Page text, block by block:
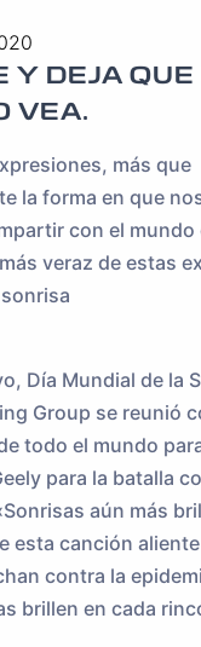
Y DEJA QUE
VEA.
más que
la forma en que
con el mundo
veraz de estas
Día Mundial de la
Group se reunió
todo el mundo
para la batalla
aún más
esta canción
contra la
brillen en cada